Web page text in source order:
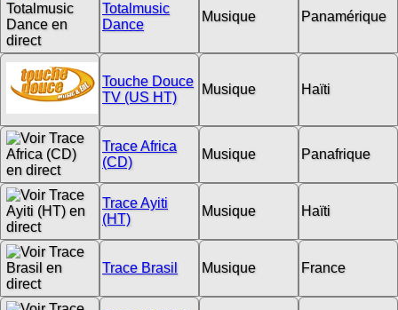
Totalmusic
Dance
Musique Panamérique
Touche Douce
TV (US HT)
Musique Haïti
Trace Africa
(CD)
Musique Panafrique
Trace Ayiti
(HT)
Musique Haïti
Trace Brasil Musique France